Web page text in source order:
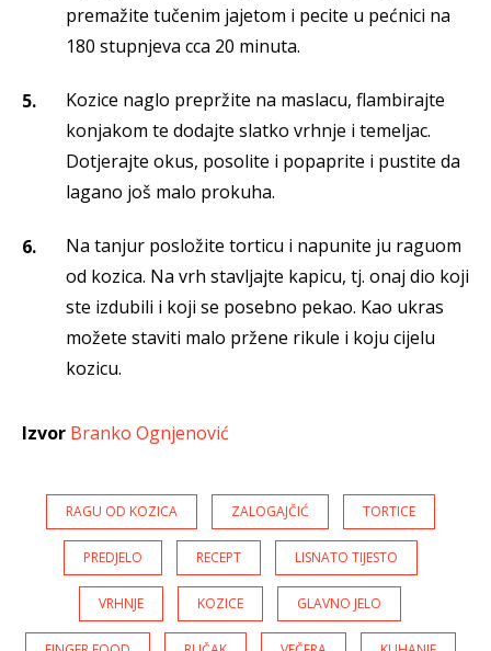
premažite tučenim jajetom i pecite u pećnici na
180 stupnjeva cca 20 minuta.
Kozice naglo prepržite na maslacu, flambirajte
konjakom te dodajte slatko vrhnje i temeljac.
Dotjerajte okus, posolite i popaprite i pustite da
lagano još malo prokuha.
Na tanjur posložite torticu i napunite ju raguom
od kozica. Na vrh stavljajte kapicu, tj. onaj dio koji
ste izdubili i koji se posebno pekao. Kao ukras
možete staviti malo pržene rikule i koju cijelu
kozicu.
Izvor Branko Ognjenović
RAGU OD KOZICA ZALOGAJČIĆ TORTICE
PREDJELO RECEPT LISNATO TIJESTO
VRHNJE KOZICE GLAVNO JELO